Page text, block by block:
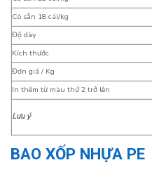
Có sẵn 18 cái/kg
Độ dày
Kích thước
Đơn giá / Kg
In thêm từ màu thứ 2 trở lên
Lưu ý
BAO XỐP NHỰA PE